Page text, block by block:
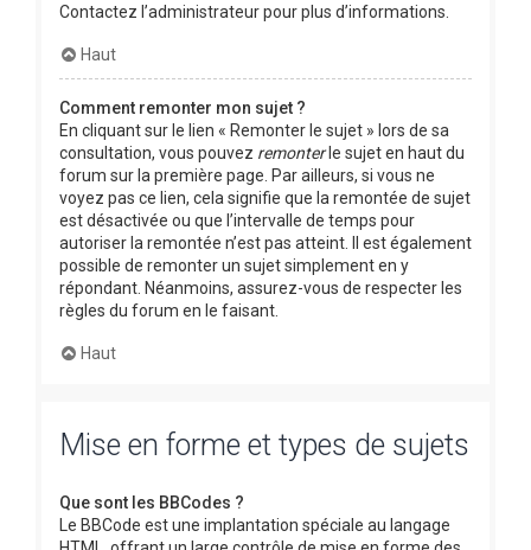
Contactez l’administrateur pour plus d’informations.
Haut
Comment remonter mon sujet ?
En cliquant sur le lien « Remonter le sujet » lors de sa
consultation, vous pouvez remonterle sujet en haut du
forum sur la première page. Par ailleurs, si vous ne
voyez pas ce lien, cela signifie que la remontée de sujet
est désactivée ou que l’intervalle de temps pour
autoriser la remontée n’est pas atteint. Il est également
possible de remonter un sujet simplement en y
répondant. Néanmoins, assurez-vous de respecter les
règles du forum en le faisant.
Haut
Mise en forme et types de sujets
Que sont les BBCodes ?
Le BBCode est une implantation spéciale au langage